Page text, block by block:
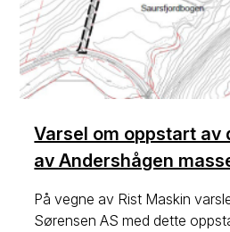
Varsel om oppstart av
av Andershågen
På vegne av Rist Maskin
Sørensen AS med dette